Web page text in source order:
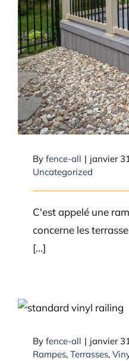
Quel nom
clôture autour
By fence-all | janvier
Uncategorized
C'est appelé une
concerne les
[...]
Pour ma
poteau à
By fence-all | janvier
Rampes, Terrasses,